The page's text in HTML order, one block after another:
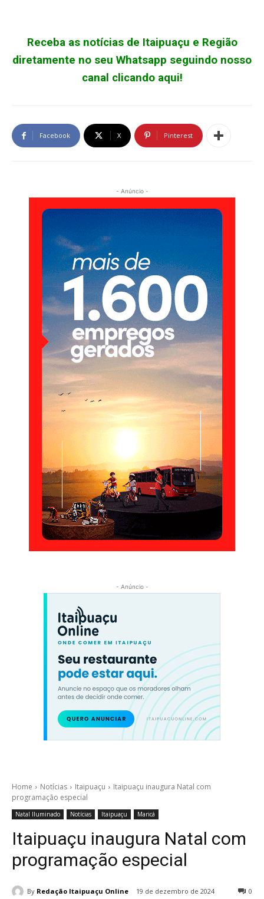
Receba as notícias de Itaipuaçu e Região
diretamente no seu Whatsapp seguindo nosso
canal clicando aqui!
Facebook X Pinterest
- Anúncio -
- Anúncio -